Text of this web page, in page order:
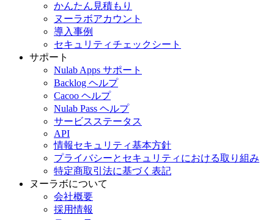
かんたん見積もり
ヌーラボアカウント
導入事例
セキュリティチェックシート
サポート
Nulab Apps サポート
Backlog ヘルプ
Cacoo ヘルプ
Nulab Pass ヘルプ
サービスステータス
API
情報セキュリティ基本方針
プライバシーとセキュリティにおける取り組み
特定商取引法に基づく表記
ヌーラボについて
会社概要
採用情報